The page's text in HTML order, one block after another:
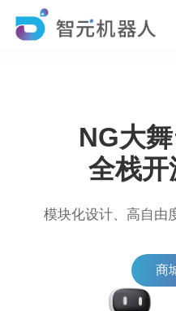
NG大
全栈开
模块化设计、高自由
商